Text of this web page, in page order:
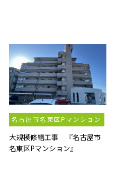
名古屋市名東区Pマンション
大規模修繕工事 『名古屋市
名東区Pマンション』